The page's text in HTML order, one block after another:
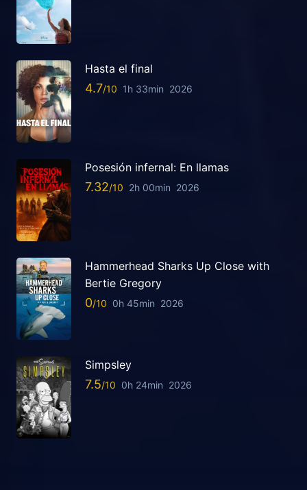
Hasta el final
4.7 1h 33min 2026
Posesión infernal: En llamas
7.32 2h 00min 2026
Hammerhead Sharks Up Close with
Bertie Gregory
0 0h 45min 2026
Simpsley
7.5 0h 24min 2026